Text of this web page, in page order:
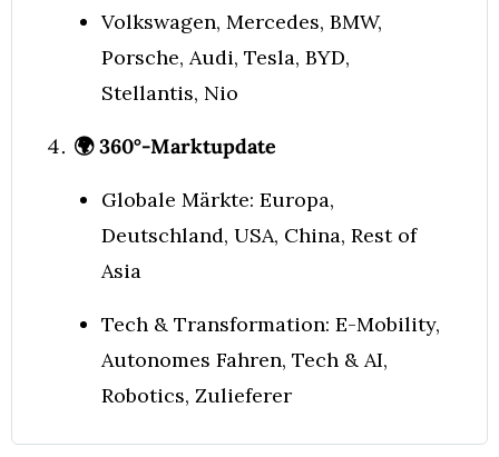
Volkswagen, Mercedes, BMW,
Porsche, Audi, Tesla, BYD,
Stellantis, Nio
🌍 360°-Marktupdate
Globale Märkte: Europa,
Deutschland, USA, China, Rest of
Asia
Tech & Transformation: E-Mobility,
Autonomes Fahren, Tech & AI,
Robotics, Zulieferer